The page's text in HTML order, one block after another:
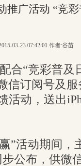
推广活动 “竞
03-23 07:42:01 作者:谷苗
合“竞彩普及
信订阅号及
活动，送出
”活动期间，
公布，供微